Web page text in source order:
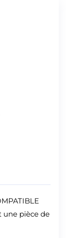
une pièce de